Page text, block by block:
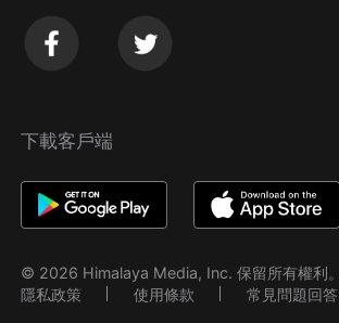
下載客戶端
© 2026 Himalaya Media, Inc. 保留所有權利。
隱私政策
使用條款 常見問題回答